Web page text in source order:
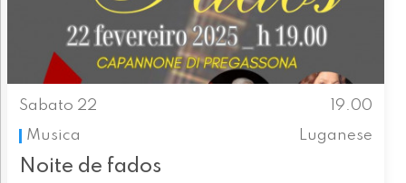
Sabato 22
19.00
Musica
Luganese
Noite de fados